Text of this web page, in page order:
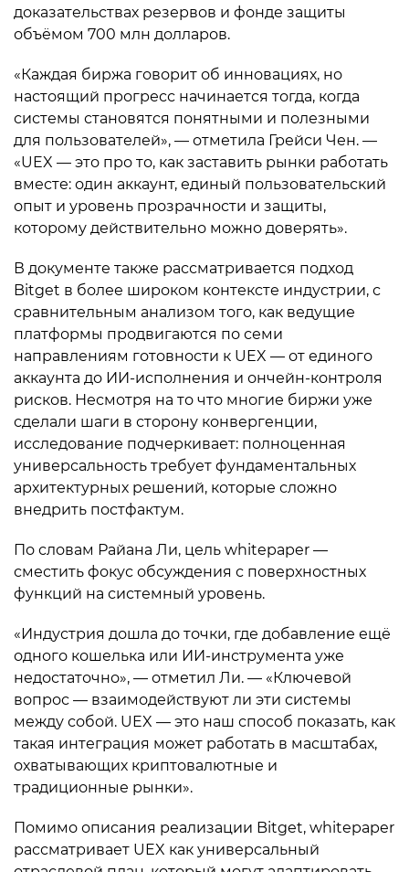
доказательствах резервов и фонде защиты
объёмом 700 млн долларов.
«Каждая биржа говорит об инновациях, но
настоящий прогресс начинается тогда, когда
системы становятся понятными и полезными
для пользователей», — отметила Грейси Чен. —
«UEX — это про то, как заставить рынки работать
вместе: один аккаунт, единый пользовательский
опыт и уровень прозрачности и защиты,
которому действительно можно доверять».
В документе также рассматривается подход
Bitget в более широком контексте индустрии, с
сравнительным анализом того, как ведущие
платформы продвигаются по семи
направлениям готовности к UEX — от единого
аккаунта до ИИ-исполнения и ончейн-контроля
рисков. Несмотря на то что многие биржи уже
сделали шаги в сторону конвергенции,
исследование подчеркивает: полноценная
универсальность требует фундаментальных
архитектурных решений, которые сложно
внедрить постфактум.
По словам Райана Ли, цель whitepaper —
сместить фокус обсуждения с поверхностных
функций на системный уровень.
«Индустрия дошла до точки, где добавление ещё
одного кошелька или ИИ-инструмента уже
недостаточно», — отметил Ли. — «Ключевой
вопрос — взаимодействуют ли эти системы
между собой. UEX — это наш способ показать, как
такая интеграция может работать в масштабах,
охватывающих криптовалютные и
традиционные рынки».
Помимо описания реализации Bitget, whitepaper
рассматривает UEX как универсальный